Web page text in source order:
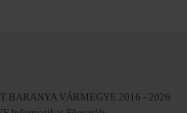
BARANYA VÁRMEGYE 2016 - 2026